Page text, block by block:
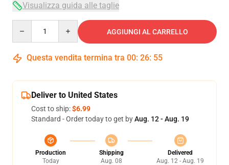
Visualizza guida alle taglie
AGGIUNGI AL CARRELLO
Questa vendita termina tra 00: 26: 54
Deliver to United States
Cost to ship:$6.99
Standard - Order today to get byAug. 12 - Aug. 19
Production
Today
Shipping
Aug. 08
Delivered
Aug. 12 - Aug. 19